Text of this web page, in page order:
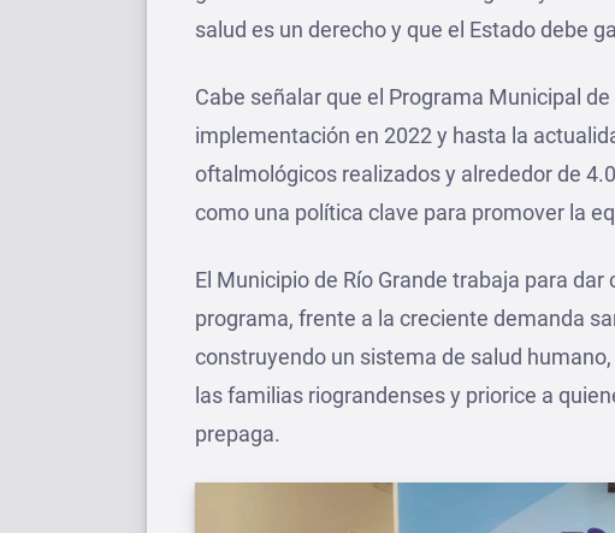
salud es un derecho y que el Estado debe
Cabe señalar que el Programa Municipal
implementación en 2022 y hasta la
oftalmológicos realizados y alrededor de
como una política clave para promover la
El Municipio de Río Grande trabaja para
programa, frente a la creciente demanda
construyendo un sistema de salud
las familias riograndenses y priorice a
prepaga.